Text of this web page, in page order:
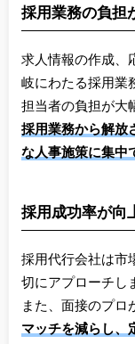
採用業務の負担
求人情報の作成、
岐にわたる採用業
担当者の負担が大
採用業務から解放
な人事施策に集中
採用成功率が向
採用代行会社は市
切にアプローチし
また、面接のプロ
マッチを減らし、